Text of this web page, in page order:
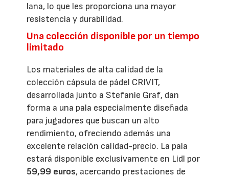
lana, lo que les proporciona una mayor
resistencia y durabilidad.
Una colección disponible por un tiempo
limitado
Los materiales de alta calidad de la
colección cápsula de pádel CRIVIT,
desarrollada junto a Stefanie Graf, dan
forma a una pala especialmente diseñada
para jugadores que buscan un alto
rendimiento, ofreciendo además una
excelente relación calidad-precio. La pala
estará disponible exclusivamente en Lidl por
59,99 euros, acercando prestaciones de